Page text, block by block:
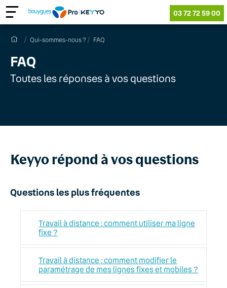
03 72 72 59 00
Qui-sommes-nous ? FAQ
FAQ
Toutes les réponses à vos questions
Keyyo répond à vos questions
Questions les plus fréquentes
Travail à distance : comment utiliser ma ligne
fixe ?
Travail à distance : comment modifier le
paramétrage de mes lignes fixes et mobiles ?